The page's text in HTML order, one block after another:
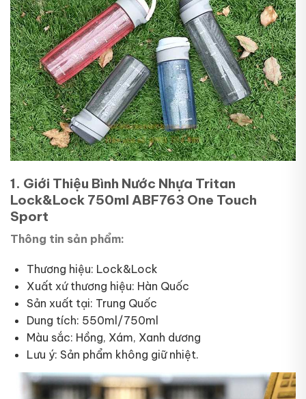
1. Giới Thiệu Bình Nước Nhựa Tritan
Lock&Lock 750ml ABF763 One Touch
Sport
Thông tin sản phẩm:
Thương hiệu: Lock&Lock
Xuất xứ thương hiệu: Hàn Quốc
Sản xuất tại: Trung Quốc
Dung tích: 550ml/750ml
Màu sắc: Hồng, Xám, Xanh dương
Lưu ý: Sản phẩm không giữ nhiệt.